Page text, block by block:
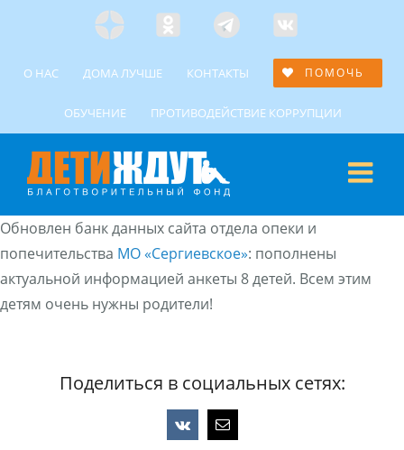
ЯндексОдноклассники
Telegramm
Custom
О НАС ДОМА ЛУЧШЕ КОНТАКТЫ ПОМОЧЬ
ОБУЧЕНИЕ ПРОТИВОДЕЙСТВИЕ КОРРУПЦИИ
Обновлен банк данных сайта отдела опеки и
попечительства МО «Сергиевское»: пополнены
актуальной информацией анкеты 8 детей. Всем этим
детям очень нужны родители!
Поделиться в социальных сетях:
Vk Email